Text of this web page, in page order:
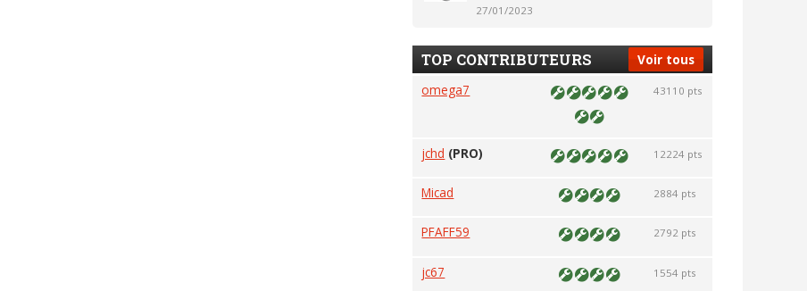
27/01/2023
Voir tous
TOP CONTRIBUTEURS
omega7 43110 pts
jchd (PRO) 12224 pts
Micad 2884 pts
PFAFF59 2792 pts
jc67 1554 pts